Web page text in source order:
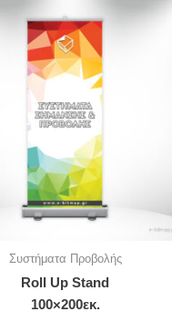
Συστήματα Προβολής
Roll Up Stand
100×200εκ.